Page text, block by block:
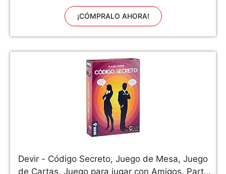
y Adultos - Fabricado en Europa
¡CÓMPRALO AHORA!
Devir - Código Secreto, Juego de Mesa, Juego
de Cartas, Juego para jugar con Amigos, Party